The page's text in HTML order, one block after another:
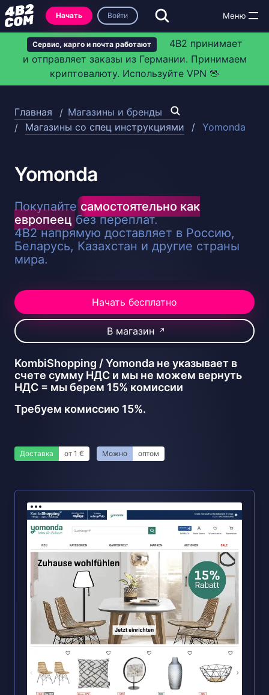
Сервис, карго и почта работают
4B2 принимает
и отправляет заказы из Германии. Принимаем
криптовалюту. Используйте VPN 🖖
Начать Войти
Главная
Магазины и бренды
Магазины со спец инструкциями
Yomonda
Yomonda
Покупайтесамостоятельно как
европеец без переплат.
4B2 напрямую доставляет в Россию,
Беларусь, Казахстан и другие страны
мира.
Начать бесплатно
В магазин ↗
KombiShopping / Yomonda не указывает в
счете сумму НДС и мы не можем вернуть
НДС = мы берем 15% комиссии
Требуем комиссию 15%.
Доставка от 1 € Можно оптом